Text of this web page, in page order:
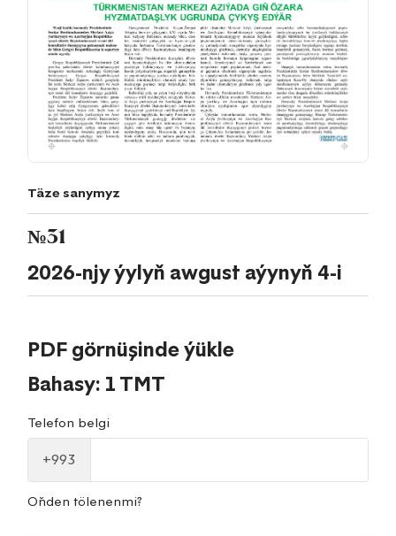
Täze sanymyz
№31
2026-njy ýylyň awgust aýynyň 4-i
PDF görnüşinde ýükle
Bahasy: 1 TMT
Telefon belgi
+993
Oňden tölenenmi?